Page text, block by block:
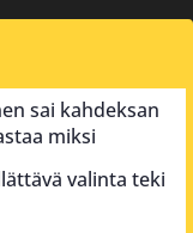
sai kahdeksan
miksi
valinta teki